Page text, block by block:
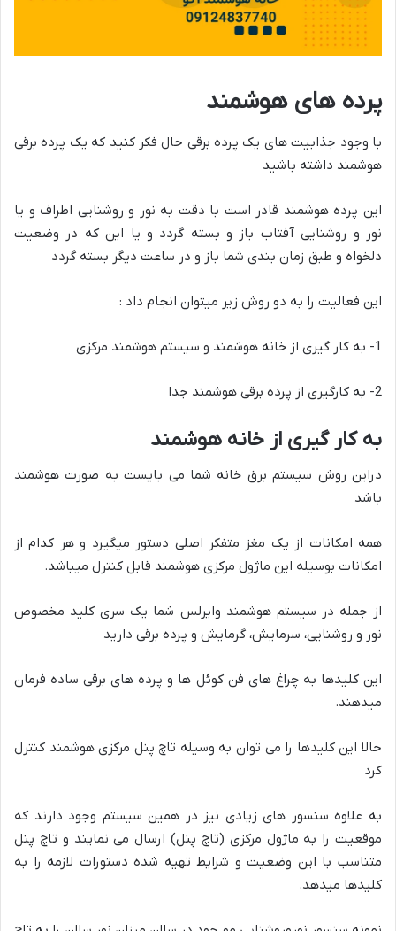
پرده های هوشمند
با وجود جذابیت های یک پرده برقی حال فکر کنید که یک پرده برقی
هوشمند داشته باشید
این پرده هوشمند قادر است با دقت به نور و روشنایی اطراف و یا
نور و روشنایی آفتاب باز و بسته گردد و یا این که در وضعیت
دلخواه و طبق زمان بندی شما باز و در ساعت دیگر بسته گردد
این فعالیت را به دو روش زیر میتوان انجام داد :
1- به کار گیری از خانه هوشمند و سیستم هوشمند مرکزی
2- به کارگیری از پرده برقی هوشمند جدا
به کار گیری از خانه هوشمند
در‌این روش سیستم برق خانه شما می بایست به صورت هوشمند
باشد
همه امکانات از یک مغز متفکر اصلی دستور میگیرد و هر کدام از
امکانات بوسیله این ماژول مرکزی هوشمند قابل کنترل میباشد.
از جمله در سیستم هوشمند وایرلس شما یک سری کلید مخصوص
نور و روشنایی، سرمایش، گرمایش و پرده برقی دارید
این کلیدها به چراغ های فن کوئل ها و پرده های برقی ساده فرمان
میدهند.
حالا این کلیدها را می توان به وسیله تاچ پنل مرکزی هوشمند کنترل
کرد
به علاوه سنسور های زیادی نیز در همین سیستم وجود دارند که
موقعیت را به ماژول مرکزی (تاچ پنل) ارسال می نمایند و تاچ پنل
متناسب با این وضعیت و شرایط تهیه شده دستورات لازمه را به
کلیدها میدهد.